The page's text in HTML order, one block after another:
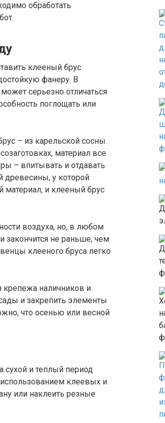
обработать
клееный брус
фанеру. В
серьезно отличаться
поглощать или
– из карельской сосны
материал все
– впитывать и отдавать
древесины, у которой
материал, и клееный брус
воздуха, но, в любом
закончится не раньше, чем
клееного бруса легко
крепежа наличников и
и закрепить элементы
что осенью или весной
сухой и теплый период
клеевых и
или наклеить резные